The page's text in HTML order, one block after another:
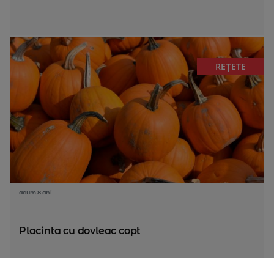
REȚETE
acum 8 ani
Placinta cu dovleac copt